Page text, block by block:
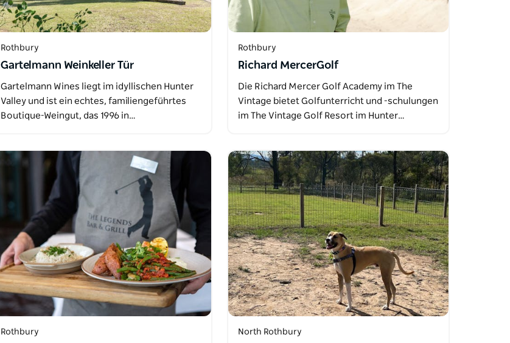
Rothbury
Gartelmann Weinkeller Tür
Gartelmann Wines liegt im idyllischen Hunter
Valley und ist ein echtes, familiengeführtes
Boutique-Weingut, das 1996 in…
Rothbury
Richard MercerGolf
Die Richard Mercer Golf Academy im The
Vintage bietet Golfunterricht und -schulungen
im The Vintage Golf Resort im Hunter…
Rothbury North Rothbury